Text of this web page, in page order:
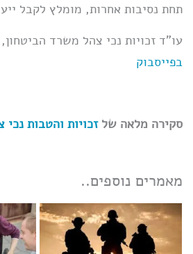
תחת נסיבות אחרות, מומלץ לקבל
עו”ד זכויות נכי צהל משרד הביטחון,
בפייסבוק
סקירה מלאה שלזכויות והטבות נכי
מאמרים נוספים..